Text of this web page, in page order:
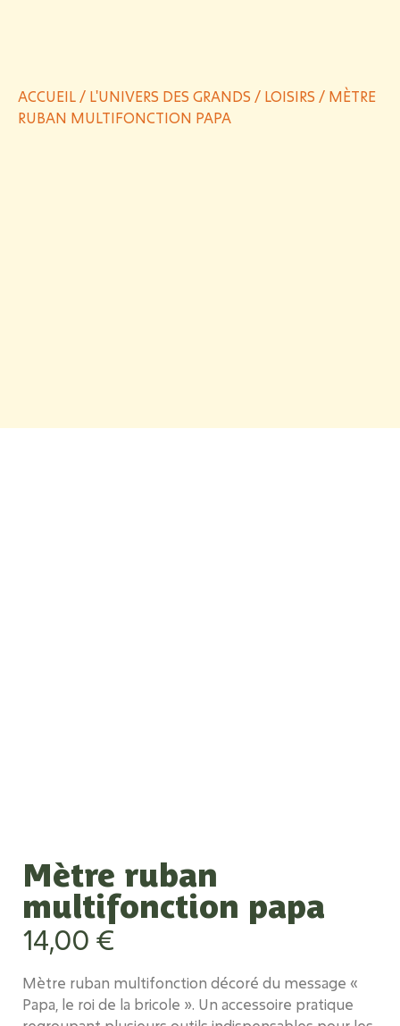
ACCUEIL / L'UNIVERS DES GRANDS / LOISIRS / MÈTRE
RUBAN MULTIFONCTION PAPA
Mètre ruban
multifonction papa
14,00 €
Mètre ruban multifonction décoré du message «
Papa, le roi de la bricole ». Un accessoire pratique